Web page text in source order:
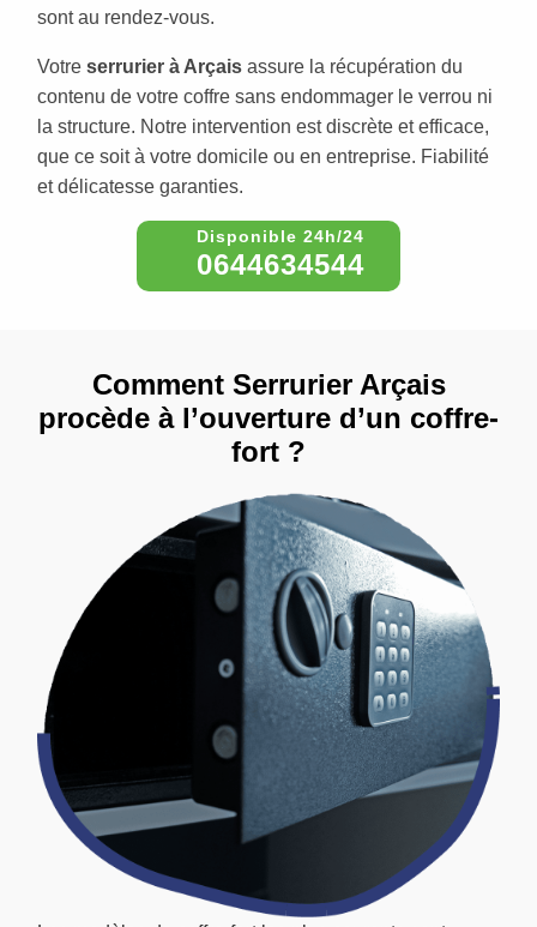
sont au rendez-vous.
Votre serrurier à Arçais assure la récupération du
contenu de votre coffre sans endommager le verrou ni
la structure. Notre intervention est discrète et efficace,
que ce soit à votre domicile ou en entreprise. Fiabilité
et délicatesse garanties.
0644634544
Comment Serrurier Arçais
procède à l’ouverture d’un coffre-
fort ?